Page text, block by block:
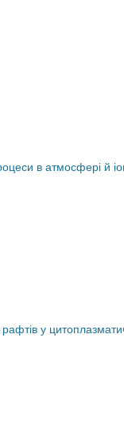
в атмосфері й
у